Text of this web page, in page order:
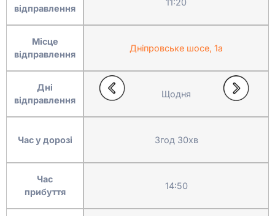
відправлення
Місце
відправлення
Дні
відправлення
Час у дорозі
Час
прибуття
Дніпровське шосе, 1а
Щодня
3год 30хв
14:50